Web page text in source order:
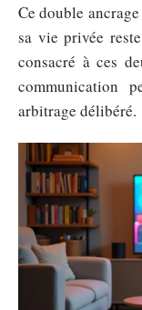
Ce double
sa vie privée
consacré à ces
communication
arbitrage délibéré.